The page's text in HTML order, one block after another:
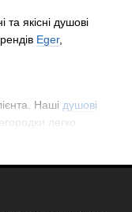
якісні душові
Eger,
Наші душові
легко
ванної